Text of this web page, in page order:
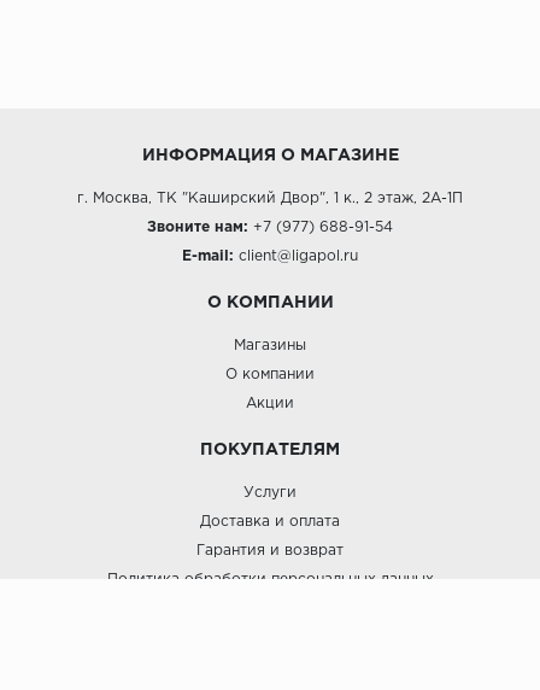
ИНФОРМАЦИЯ О МАГАЗИНЕ
г. Москва, ТК "Каширский Двор", 1 к., 2 этаж, 2А-1П
Звоните нам: +7 (977) 688-91-54
E-mail: client@ligapol.ru
О КОМПАНИИ
Магазины
О компании
Акции
ПОКУПАТЕЛЯМ
Услуги
Доставка и оплата
Гарантия и возврат
Политика обработки персональных данных